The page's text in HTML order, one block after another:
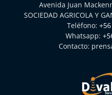
Avenida Juan
SOCIEDAD AGRICOLA Y
Teléfono:
Whatsapp:
Contacto: